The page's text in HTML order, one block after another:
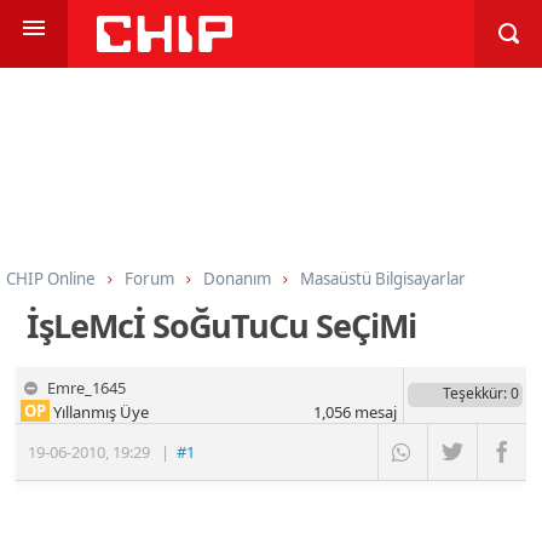
CHIP Online Forum Donanım Masaüstü Bilgisayarlar
İşLeMcİ SoĞuTuCu SeÇiMi
Emre_1645
19-06-2010, 19:29 |#1
OP Yıllanmış Üye
Teşekkür: 0
1,056mesaj